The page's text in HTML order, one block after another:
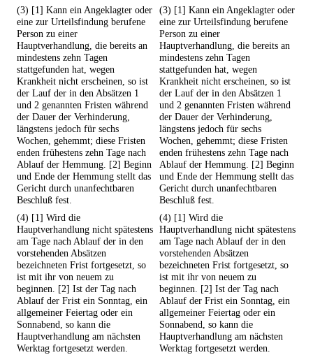
(3) [1] Kann ein Angeklagter oder
eine zur Urteilsfindung berufene
Person zu einer
Hauptverhandlung, die bereits an
mindestens zehn Tagen
stattgefunden hat, wegen
Krankheit nicht erscheinen, so ist
der Lauf der in den Absätzen 1
und 2 genannten Fristen während
der Dauer der Verhinderung,
längstens jedoch für sechs
Wochen, gehemmt; diese Fristen
enden frühestens zehn Tage nach
Ablauf der Hemmung. [2] Beginn
und Ende der Hemmung stellt das
Gericht durch unanfechtbaren
Beschluß fest.
(3) [1] Kann ein Angeklagter oder
eine zur Urteilsfindung berufene
Person zu einer
Hauptverhandlung, die bereits an
mindestens zehn Tagen
stattgefunden hat, wegen
Krankheit nicht erscheinen, so ist
der Lauf der in den Absätzen 1
und 2 genannten Fristen während
der Dauer der Verhinderung,
längstens jedoch für sechs
Wochen, gehemmt; diese Fristen
enden frühestens zehn Tage nach
Ablauf der Hemmung. [2] Beginn
und Ende der Hemmung stellt das
Gericht durch unanfechtbaren
Beschluß fest.
(4) [1] Wird die
Hauptverhandlung nicht spätestens
am Tage nach Ablauf der in den
vorstehenden Absätzen
bezeichneten Frist fortgesetzt, so
ist mit ihr von neuem zu
beginnen. [2] Ist der Tag nach
Ablauf der Frist ein Sonntag, ein
allgemeiner Feiertag oder ein
Sonnabend, so kann die
Hauptverhandlung am nächsten
Werktag fortgesetzt werden.
(4) [1] Wird die
Hauptverhandlung nicht spätestens
am Tage nach Ablauf der in den
vorstehenden Absätzen
bezeichneten Frist fortgesetzt, so
ist mit ihr von neuem zu
beginnen. [2] Ist der Tag nach
Ablauf der Frist ein Sonntag, ein
allgemeiner Feiertag oder ein
Sonnabend, so kann die
Hauptverhandlung am nächsten
Werktag fortgesetzt werden.